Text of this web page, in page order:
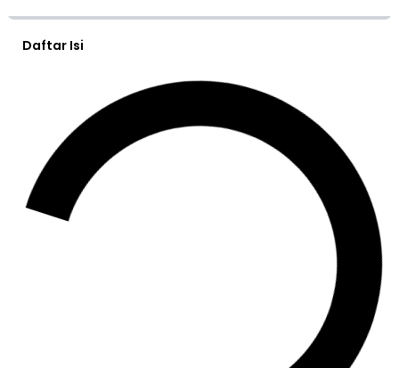
Daftar Isi